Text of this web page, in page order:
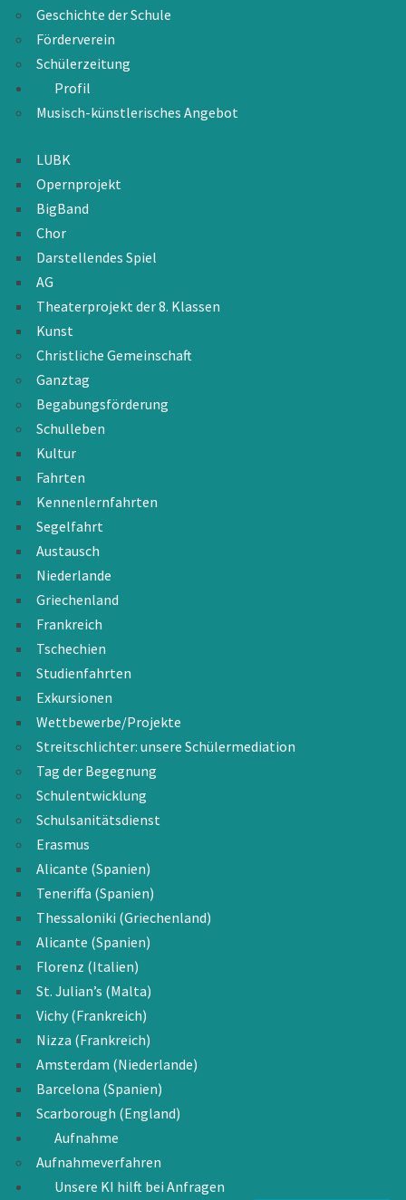
Geschichte der Schule
Förderverein
Schülerzeitung
Profil
Musisch-künstlerisches Angebot
LUBK
Opernprojekt
BigBand
Chor
Darstellendes Spiel
AG
Theaterprojekt der 8. Klassen
Kunst
Christliche Gemeinschaft
Ganztag
Begabungsförderung
Schulleben
Kultur
Fahrten
Kennenlernfahrten
Segelfahrt
Austausch
Niederlande
Griechenland
Frankreich
Tschechien
Studienfahrten
Exkursionen
Wettbewerbe/Projekte
Streitschlichter: unsere Schülermediation
Tag der Begegnung
Schulentwicklung
Schulsanitätsdienst
Erasmus
Alicante (Spanien)
Teneriffa (Spanien)
Thessaloniki (Griechenland)
Alicante (Spanien)
Florenz (Italien)
St. Julian’s (Malta)
Vichy (Frankreich)
Nizza (Frankreich)
Amsterdam (Niederlande)
Barcelona (Spanien)
Scarborough (England)
Aufnahme
Aufnahmeverfahren
Unsere KI hilft bei Anfragen